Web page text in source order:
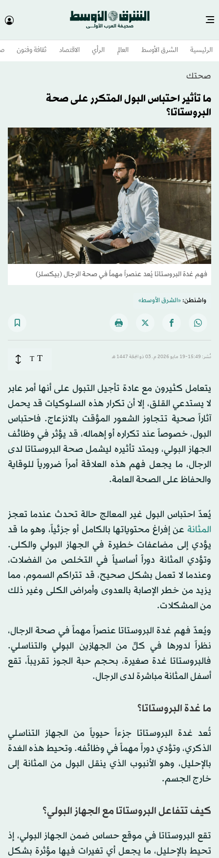
الرئيسية الشرق الأوسط​ العالم الرأي الاقتصاد ثقافة وفنون
صحتك
ما تأثير احتباس البول المتكرر على صحة
البروستاتا؟
فهم غدة البروستاتا يُعد عنصراً مهماً في صحة الرجال (بيكسلز)
واشنطن:«الشرق الأوسط»
نُشر: 15:49-19 مايو 2026 م ـ 03 ذو الحِجّة 1447 هـ T
T
يتعامل كثيرون مع عادة تأجيل التبول على أنها أمر عابر
لا يستدعي القلق، إلا أن تكرار هذه السلوكيات قد يحمل
آثاراً صحية تتجاوز الشعور المؤقت بالانزعاج. فاحتباس
البول، خصوصاً عند تكراره أو إهماله، قد يؤثر في وظائف
الجهاز البولي، ويمتد تأثيره ليشمل صحة البروستاتا لدى
الرجال، ما يجعل فهم هذه العلاقة أمراً ضرورياً للوقاية
والحفاظ على الصحة العامة.
يُعدّ احتباس البول غير المعالج حالة تحدث عندما تعجز
المثانة عن إفراغ محتوياتها بالكامل أو جزئياً، وهو ما قد
يؤدي إلى مضاعفات خطيرة في الجهاز البولي والكلى.
وتؤدي المثانة دوراً أساسياً في التخلص من الفضلات،
وعندما لا تعمل بشكل صحيح، قد تتراكم السموم، مما
يزيد من خطر الإصابة بالعدوى وأمراض الكلى وغير ذلك
من المشكلات.
ويُعدّ فهم غدة البروستاتا عنصراً مهماً في صحة الرجال،
نظراً لدورها في كلٍّ من الجهازين البولي والتناسلي.
فالبروستاتا غدة صغيرة، بحجم حبة الجوز تقريباً، تقع
أسفل المثانة مباشرة لدى الرجال.
ما غدة البروستاتا؟
تُعد غدة البروستاتا جزءاً حيوياً من الجهاز التناسلي
الذكري، وتؤدي دوراً مهماً في وظائفه. وتحيط هذه الغدة
بالإحليل، وهو الأنبوب الذي ينقل البول من المثانة إلى
خارج الجسم.
كيف تتفاعل البروستاتا مع الجهاز البولي؟
تقع البروستاتا في موقع حساس ضمن الجهاز البولي، إذ
تحيط بالإحليل، ما يجعل أي تغيرات فيها مؤثرة بشكل